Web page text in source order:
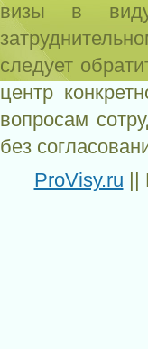
визы в виду
следует
центр
вопросам
без
ProVisy.ru ||